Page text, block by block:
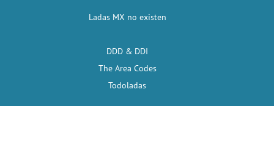
Ladas MX no existen
DDD & DDI
The Area Codes
Todoladas